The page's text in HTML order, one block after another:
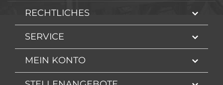
RECHTLICHES
SERVICE
MEIN KONTO